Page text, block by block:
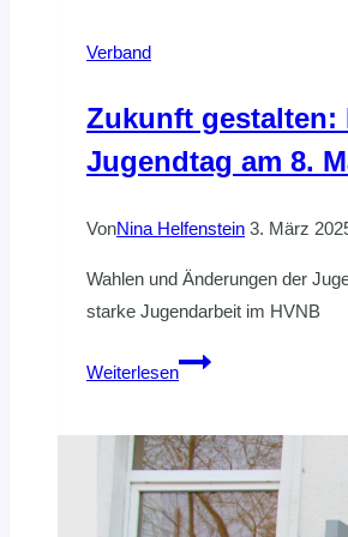
Verband
Zukunft gestalten:
Jugendtag am 8.
VonNina Helfenstein 3. März
Wahlen und Änderungen der
starke Jugendarbeit im HVNB
Weiterlesen
Zukunft
Jugendtag
am
8.